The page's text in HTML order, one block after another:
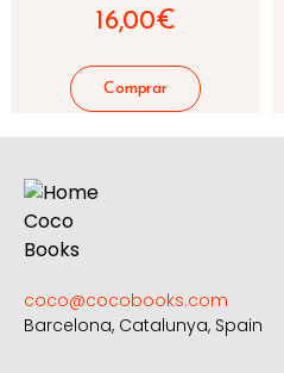
16,00€
coco@cocobooks.com
Barcelona, Catalunya, Spain